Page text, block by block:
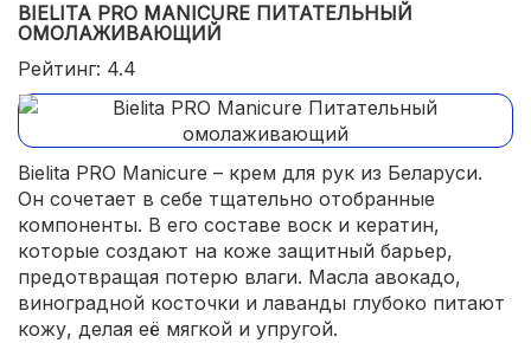
BIELITA PRO MANICURE ПИТАТЕЛЬНЫЙ
ОМОЛАЖИВАЮЩИЙ
Рейтинг: 4.4
Bielita PRO Manicure – крем для рук из Беларуси.
Он сочетает в себе тщательно отобранные
компоненты. В его составе воск и кератин,
которые создают на коже защитный барьер,
предотвращая потерю влаги. Масла авокадо,
виноградной косточки и лаванды глубоко питают
кожу, делая её мягкой и упругой.